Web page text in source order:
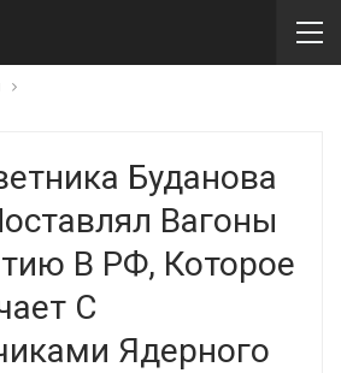
Буданова
Вагоны
В РФ, Которое
С
Ядерного